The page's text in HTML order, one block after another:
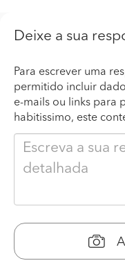
Deixe a sua
Para escrever uma
permitido incluir
e-mails ou links para
habitissimo, este